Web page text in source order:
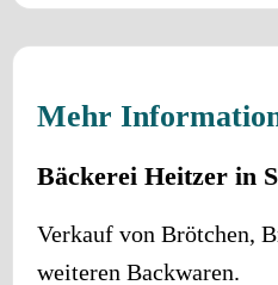
Mehr
Bäckerei Heitzer in
Verkauf von Brötchen,
weiteren Backwaren.